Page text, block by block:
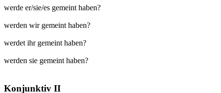
werde er/sie/es gemeint haben?
werden wir gemeint haben?
werdet ihr gemeint haben?
werden sie gemeint haben?
Konjunktiv II